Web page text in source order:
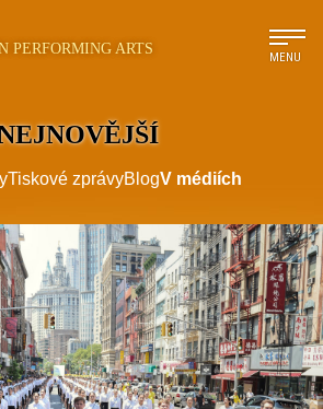
PERFORMING ARTS
MENU
Tiskové zprávyBlogV médiích